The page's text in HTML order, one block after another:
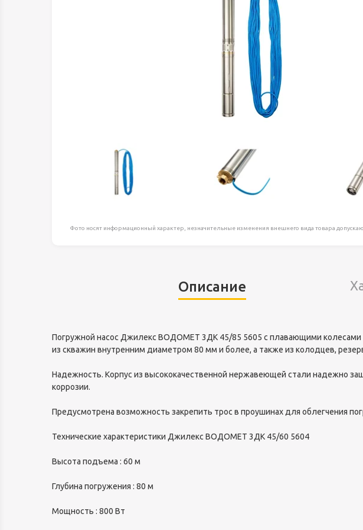
Оборудование для работ на
Пневматика, Гидравлика
Промышленная химия
Распродажа
Расходные материалы и
Скобяные изделия
Такелаж
Товары для дома, сада, отдыха
Фото носят информационный характер, незначительные изменения внешнего вида товара
Описание
Погружной насос Джилекс ВОДОМЕТ 3ДК 45/85 5605 с плавающими колесами
из скважин внутренним диаметром 80 мм и более, а также из колодцев,
Надежность. Корпус из высококачественной нержавеющей стали надежно
коррозии.
Предусмотрена возможность закрепить трос в проушинах для облегчения
Технические характеристики Джилекс ВОДОМЕТ 3ДК 45/60 5604
Высота подъема : 60 м
Глубина погружения : 80 м
Мощность : 800 Вт